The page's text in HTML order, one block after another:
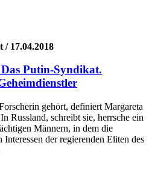
/ 17.04.2018
Putin-Syndikat.
gehört, definiert Margareta
Russland, schreibt sie, herrsche ein
Männern, in dem die
der regierenden Eliten des